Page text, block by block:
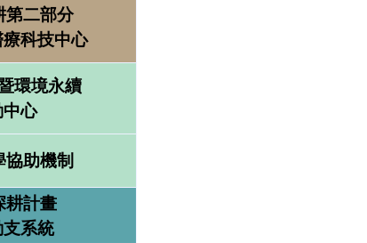
第二部分
科技中心
環境永續
心
協助機制
耕計畫
系統